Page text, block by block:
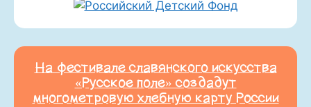
На фестивале славянского искусства
«Русское поле» создадут
многометровую хлебную карту России